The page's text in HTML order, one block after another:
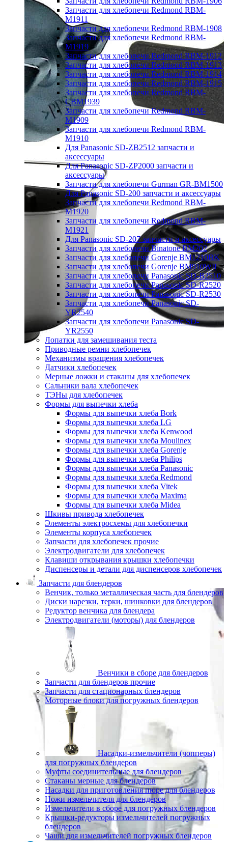
Запчасти для хлебопечи Redmond RBM-
M1911
Запчасти для хлебопечи Redmond RBM-1908
Запчасти для хлебопечи Redmond RBM-
M1919
Запчасти для хлебопечи Redmond RBM-1912
Запчасти для хлебопечи Redmond RBM-1913
Запчасти для хлебопечи Redmond RBM-1914
Запчасти для хлебопечи Redmond RBM-1915
Запчасти для хлебопечи Redmond RBM-
CBM1939
Запчасти для хлебопечи Redmond RBM-
M1909
Запчасти для хлебопечи Redmond RBM-
M1910
Для Panasonic SD-ZB2512 запчасти и
аксессуары
Для Panasonic SD-ZP2000 запчасти и
аксессуары
Запчасти для хлебопечи Gurman GR-BM1500
Для Panasonic SD-200 запчасти и аксессуары
Запчасти для хлебопечи Redmond RBM-
M1920
Запчасти для хлебопечи Redmond RBM-
M1921
Для Panasonic SD-207 запчасти и аксессуары
Запчасти для хлебопечи Binatone BM202
Запчасти для хлебопечи Gorenje BM1210BK
Запчасти для хлебопечи Gorenje BM910WII
Запчасти для хлебопечи Panasonic SD-B2510
Запчасти для хлебопечи Panasonic SD-R2520
Запчасти для хлебопечи Panasonic SD-R2530
Запчасти для хлебопечи Panasonic SD-
YR2540
Запчасти для хлебопечи Panasonic SD-
YR2550
Лопатки для замешивания теста
Приводные ремни хлебопечек
Механизмы вращения хлебопечек
Датчики хлебопечек
Мерные ложки и стаканы для хлебопечек
Сальники вала хлебопечек
ТЭНы для хлебопечек
Формы для выпечки хлеба
Формы для выпечки хлеба Bork
Формы для выпечки хлеба LG
Формы для выпечки хлеба Kenwood
Формы для выпечки хлеба Moulinex
Формы для выпечки хлеба Gorenje
Формы для выпечки хлеба Philips
Формы для выпечки хлеба Panasonic
Формы для выпечки хлеба Redmond
Формы для выпечки хлеба Vitek
Формы для выпечки хлеба Maxima
Формы для выпечки хлеба Midea
Шкивы привода хлебопечек
Элементы электросхемы для хлебопечки
Элементы корпуса хлебопечек
Запчасти для хлебопечек прочие
Электродвигатели для хлебопечек
Клавиши открывания крышки хлебопечки
Диспенсеры и детали для диспенсеров хлебопечек
Запчасти для блендеров
Венчик, только металлическая часть для блендеров
Диски нарезки, терки, шинковки для блендеров
Редуктор венчика для блендера
Электродвигатели (моторы) для блендеров
Венчики в сборе для блендеров
Запчасти для блендеров прочие
Запчасти для стационарных блендеров
Моторные блоки для погружных блендеров
Насадки-измельчители (чопперы)
для погружных блендеров
Муфты соединительные для блендеров
Стаканы мерные для блендеров
Насадки для приготовления пюре для блендеров
Ножи измельчителя для блендеров
Измельчители в сборе для погружных блендеров
Крышки-редукторы измельчителей погружных
блендеров
Чаши для измельчителей погружных блендеров